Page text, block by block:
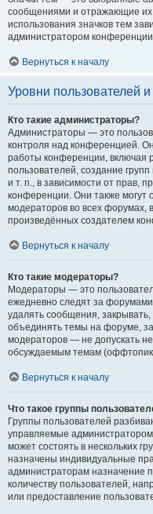
сообщениями и отражающие
использования значков тем
администратором
Вернуться к началу
Уровни пользователей
Кто такие администраторы?
Администраторы — это
контроля над конференцией.
работы конференции, включая
пользователей, создание
и т. п., в зависимости от прав,
конференции. Они также могут
модераторов во всех форумах,
произведённых создателем
Вернуться к началу
Кто такие модераторы?
Модераторы — это
ежедневно следят за
удалять сообщения,
объединять темы на форуме,
модераторов — не допускать
обсуждаемым темам
Вернуться к началу
Что такое группы
Группы пользователей
управляемые
может состоять в нескольких
назначены индивидуальные
администраторам назначение
количеству пользователей,
или предоставление